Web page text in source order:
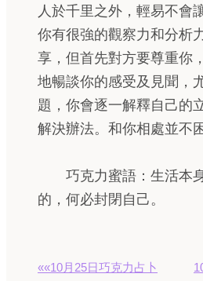
人於千里之外，輕易不會
你有很強的觀察力和分析
享，但首先對方要尊重你
地暢談你的感受及見聞，
題，你會逐一解釋自己的
解決辦法。和你相處並不
巧克力蜜語：生活本
的，何必封閉自己。
««10月25日巧克力占卜